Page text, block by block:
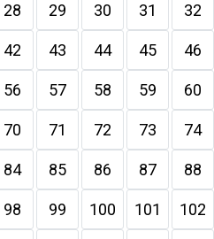
28 29 30 31 32
42 43 44 45 46
56 57 58 59 60
70 71 72 73 74
84 85 86 87 88
98 99 100 101 102